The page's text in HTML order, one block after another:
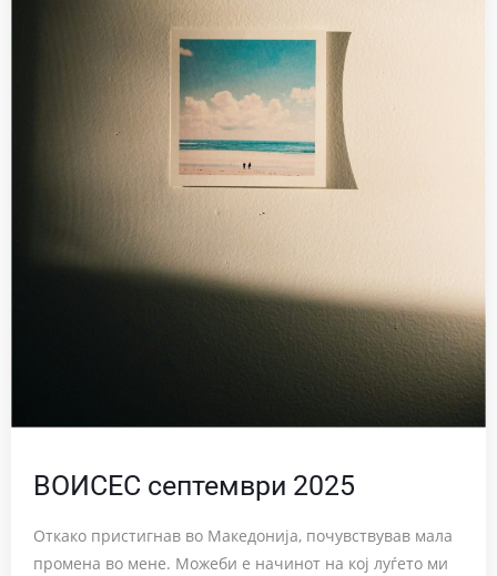
ВОИСЕС септември 2025
Откако пристигнав во Македонија, почувствував мала
промена во мене. Можеби е начинот на кој луѓето ми